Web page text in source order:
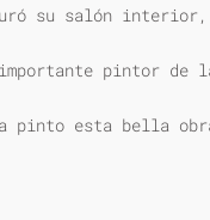
su salón
pintor de
pinto esta bella